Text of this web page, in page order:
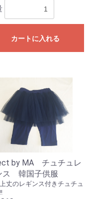
カートに入れる
by MA チュチュレ
ス 韓国子供服
丈のレギンス付きチュチュ